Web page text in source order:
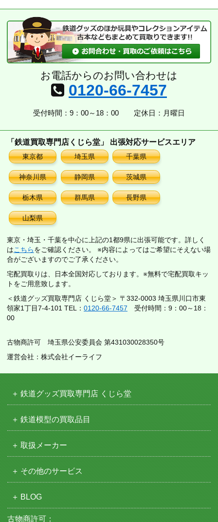
ブ
お電話からのお問い合わせは
0120-66-7457
受付時間：9：00～18：00 定休日：月曜日
「鉄道買取専門店くじら堂」 出張対応サービスエリア
東京都 埼玉県 千葉県
神奈川県 静岡県 茨城県
栃木県 群馬県 長野県
山梨県
東京・埼玉・千葉を中心に上記の1都9県に出張可能です。詳しく
はこちらをご確認ください。 ※内容によってはご希望にそえない場
合がございますのでご了承ください。
宅配買取りは、日本全国対応しております。※無料で宅配買取キッ
トをご用意致します。
＜鉄道グッズ買取専門店 くじら堂＞ 〒332-0003 埼玉県川口市東
領家1丁目7-4-101 TEL： 0120-66-7457 受付時間：9：00～18：
00
古物商許可 埼玉県公安委員会 第431030028350号
運営会社：株式会社イーライフ
鉄道グッズ買取専門店 くじら堂
鉄道模型の買取品目
取扱メーカー
その他のサービス
BLOG
古物商許可：